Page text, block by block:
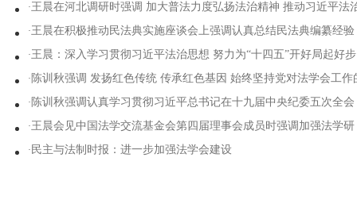
·王晨在河北调研时强调 加大普法力度弘扬法治精神 推动习近平法
·王晨在积极推动民法典实施座谈会上强调认真总结民法典编纂经验
·王晨：深入学习贯彻习近平法治思想 努力为“十四五”开好局起好步
· 陈训秋强调 发扬红色传统 传承红色基因 始终坚持党对法学会工作
· 陈训秋强调认真学习贯彻习近平总书记在十九届中央纪委五次全会
·王晨会见中国法学交流基金会第四届理事会成员时强调加强法学研
· 民主与法制时报：进一步加强法学会建设